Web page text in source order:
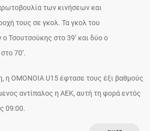
των κινήσεων και
τους σε γκολ. Τα γκολ του
ο Τσουτσούκης στο 39’ και δύο ο
70’.
η ΟΜΟΝΟΙΑ U15 έφτασε τους έξι βαθμούς
αντίπαλος η ΑΕΚ, αυτή τη φορά εντός
09:00.